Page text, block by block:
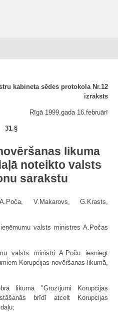
kabineta sēdes protokola Nr.12
izraksts
Rīgā 1999.gada 16.februārī
31.§
likuma
noteikto valsts
sarakstu
V.Makarovs, G.Krasts,
valsts ministres A.Počas
valsts ministri A.Poču iesniegt
Korupcijas novēršanas likumā,
likuma "Grozījumi Korupcijas
brīdī atcelt Korupcijas